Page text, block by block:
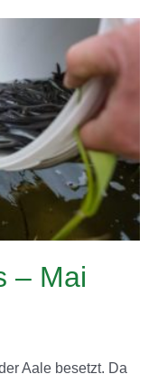
– Mai
Aale besetzt. Da